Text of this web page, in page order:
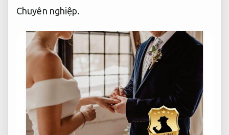
Chuyên nghiệp.